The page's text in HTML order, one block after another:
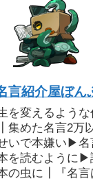
言紹介屋ぼん
を変えるような
集めた名言2万
いで本嫌い▶︎名
を読むように▶︎
の虫に┃『名言